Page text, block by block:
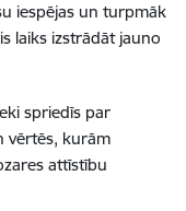
iespējas un turpmāk
laiks izstrādāt jauno
spriedīs par
vērtēs, kurām
attīstību